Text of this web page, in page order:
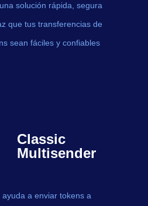
solución rápida, segura
que tus transferencias de
sean fáciles y confiables
Classic
Multisender
a enviar tokens a